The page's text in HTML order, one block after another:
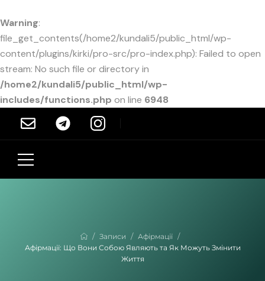
Warning:
file_get_contents(/home2/kundali5/public_html/wp-
content/plugins/kirki/pro-src/pro-index.php): Failed to open
stream: No such file or directory in
/home2/kundali5/public_html/wp-
includes/functions.php on line 6948
/ Записи / Афірмації /
Афірмації: Що Вони Собою Являють та Як Можуть Змінити
Життя